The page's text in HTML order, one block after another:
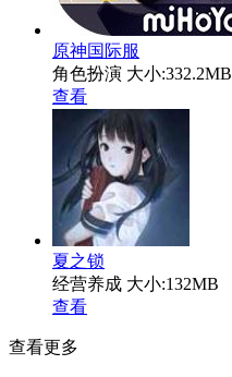
原神国际服
角色扮演 大小:332.2MB
查看
夏之锁
经营养成 大小:132MB
查看
查看更多